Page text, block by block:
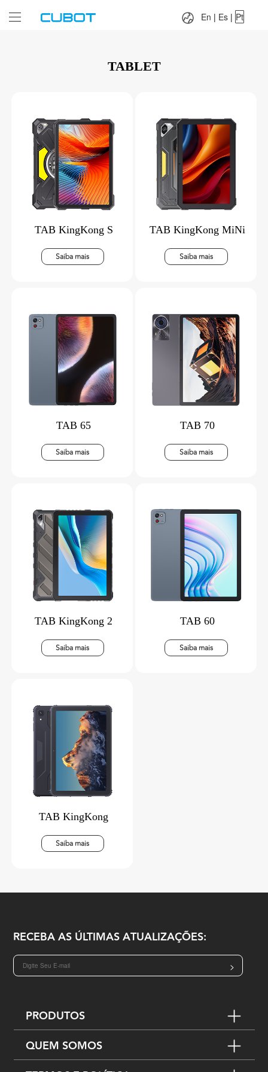
En | Es | Pt
TABLET
TAB KingKong S
Saiba mais
TAB KingKong MiNi
Saiba mais
TAB 65
Saiba mais
TAB 70
Saiba mais
TAB KingKong 2
Saiba mais
TAB 60
Saiba mais
TAB KingKong
Saiba mais
RECEBA AS ÚLTIMAS ATUALIZAÇÕES:
>
PRODUTOS
QUEM SOMOS